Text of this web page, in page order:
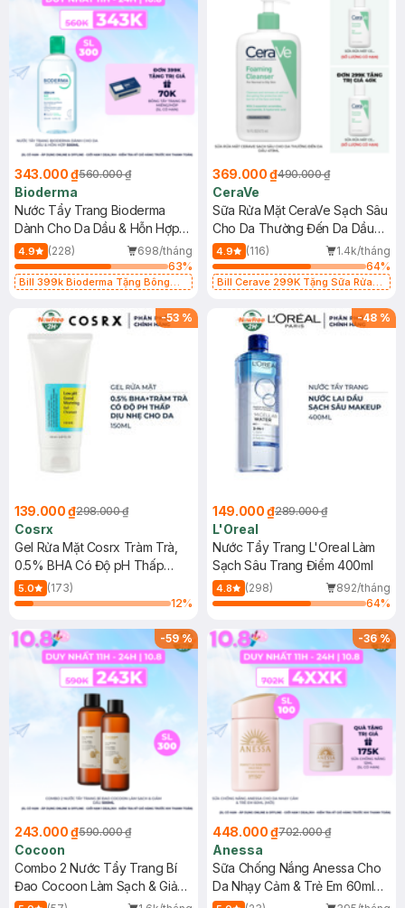
343.000 ₫560.000 ₫
Bioderma
Nước Tẩy Trang Bioderma
Dành Cho Da Dầu & Hỗn Hợp
500ml
4.9 (228)
698/tháng
63%
Bill 399k Bioderma Tặng Bông
369.000 ₫490.000 ₫
CeraVe
Sữa Rửa Mặt CeraVe Sạch Sâu
Cho Da Thường Đến Da Dầu
473ml
4.9 (116)
1.4k/tháng
64%
Bill Cerave 299K Tặng Sữa Rửa
-53 %
139.000 ₫298.000 ₫
Cosrx
Gel Rửa Mặt Cosrx Tràm Trà,
0.5% BHA Có Độ pH Thấp
150ml
5.0
(173)
12%
-48 %
149.000 ₫289.000 ₫
L'Oreal
Nước Tẩy Trang L'Oreal Làm
Sạch Sâu Trang Điểm 400ml
4.8 (298)
892/tháng
64%
-59%
243.000 ₫590.000 ₫
Cocoon
Combo 2 Nước Tẩy Trang Bí
Đao Cocoon Làm Sạch & Giảm
Dầu 500ml
-36%
448.000 ₫702.000 ₫
Anessa
Sữa Chống Nắng Anessa Cho
Da Nhạy Cảm & Trẻ Em 60ml
(Mới)